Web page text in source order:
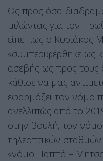
Ως προς όσα
μιλώντας για τον
είπε πως ο Κυριάκος
«συμπεριφέρθηκε ως
ασεβής ως προς τους
κάθισε να μας
εφαρμόζει τον νόμο
ανελλιπώς από το
στην βουλή, τον
τηλεοπτικών
«νόμο Παππά –